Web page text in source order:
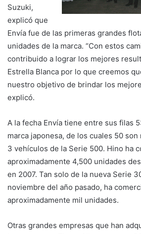
Suzuki,
explicó que
Envía fue de las primeras grandes
unidades de la marca. “Con estos
contribuido a lograr los mejores
Estrella Blanca por lo que creemos
nuestro objetivo de brindar los
explicó.
A la fecha Envía tiene entre sus filas
marca japonesa, de los cuales 50
3 vehículos de la Serie 500. Hino ha
aproximadamente 4,500 unidades
en 2007. Tan solo de la nueva Serie
noviembre del año pasado, ha
aproximadamente mil unidades.
Otras grandes empresas que han